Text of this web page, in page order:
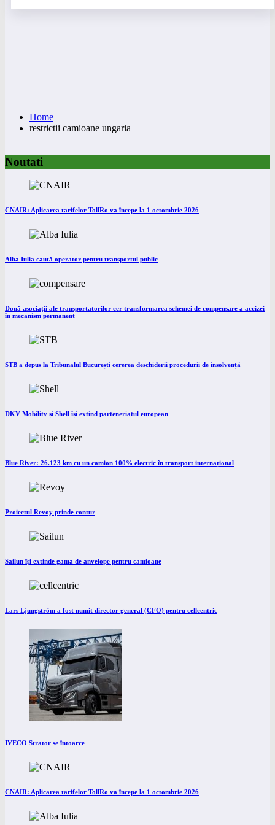
Home
restrictii camioane ungaria
Noutati
CNAIR: Aplicarea tarifelor TollRo va începe la 1 octombrie 2026
Alba Iulia caută operator pentru transportul public
Două asociații ale transportatorilor cer transformarea schemei de compensare a accizei
în mecanism permanent
STB a depus la Tribunalul București cererea deschiderii procedurii de insolvență
DKV Mobility și Shell își extind parteneriatul european
Blue River: 26.123 km cu un camion 100% electric în transport internațional
Proiectul Revoy prinde contur
Sailun își extinde gama de anvelope pentru camioane
Lars Ljungström a fost numit director general (CFO) pentru cellcentric
IVECO Strator se întoarce
CNAIR: Aplicarea tarifelor TollRo va începe la 1 octombrie 2026